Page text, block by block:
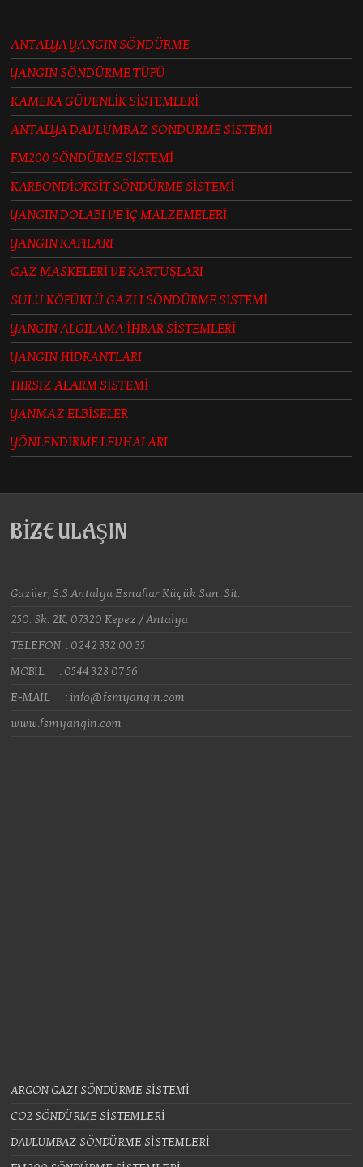
ANTALYA YANGIN SÖNDÜRME
YANGIN SÖNDÜRME TÜPÜ
KAMERA GÜVENLİK SİSTEMLERİ
ANTALYA DAVLUMBAZ SÖNDÜRME SİSTEMİ
FM200 SÖNDÜRME SİSTEMİ
KARBONDİOKSİT SÖNDÜRME SİSTEMİ
YANGIN DOLABI VE İÇ MALZEMELERİ
YANGIN KAPILARI
GAZ MASKELERİ VE KARTUŞLARI
SULU KÖPÜKLÜ GAZLI SÖNDÜRME SİSTEMİ
YANGIN ALGILAMA İHBAR SİSTEMLERİ
YANGIN HİDRANTLARI
HIRSIZ ALARM SİSTEMİ
YANMAZ ELBİSELER
YÖNLENDİRME LEVHALARI
BİZE ULAŞIN
Gaziler, S.S Antalya Esnaflar Küçük San. Sit.
250. Sk. 2K, 07320 Kepez / Antalya
TELEFON : 0242 332 00 35
MOBİL : 0544 328 07 56
E-MAIL : info@fsmyangin.com
www.fsmyangin.com
ARGON GAZI SÖNDÜRME SİSTEMİ
CO2 SÖNDÜRME SİSTEMLERİ
DAVLUMBAZ SÖNDÜRME SİSTEMLERİ